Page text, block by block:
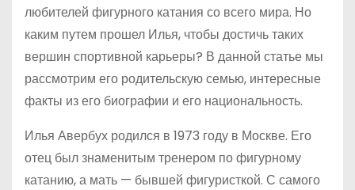
любителей фигурного катания со всего мира. Но
каким путем прошел Илья, чтобы достичь таких
вершин спортивной карьеры? В данной статье мы
рассмотрим его родительскую семью, интересные
факты из его биографии и его национальность.
Илья Авербух родился в 1973 году в Москве. Его
отец был знаменитым тренером по фигурному
катанию, а мать — бывшей фигуристкой. С самого